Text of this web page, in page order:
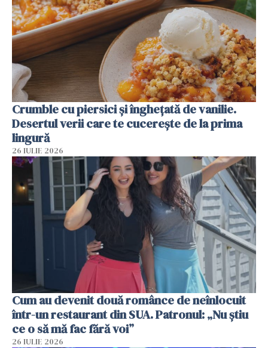
Crumble cu piersici și înghețată de vanilie.
Desertul verii care te cucerește de la prima
lingură
26 IULIE 2026
Cum au devenit două românce de neînlocuit
într-un restaurant din SUA. Patronul: „Nu știu
ce o să mă fac fără voi”
26 IULIE 2026